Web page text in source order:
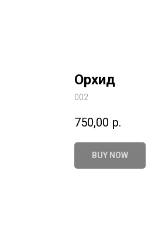
Орхид
002
750,00 р.
BUY NOW